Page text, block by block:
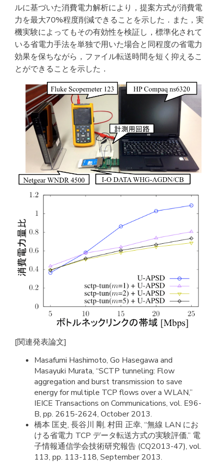
ルに基づいた消費電力解析により，提案方式が消費電
力を最大70%程度削減できることを示した．また，実
機実験によってもその有効性を検証し，標準化されて
いる省電力手法を単独で用いた場合と同程度の省電力
効果を保ちながら，ファイル転送時間を短く抑えるこ
とができることを示した．
[関連発表論文]
Masafumi Hashimoto, Go Hasegawa and
Masayuki Murata, “SCTP tunneling: Flow
aggregation and burst transmission to save
energy for multiple TCP flows over a WLAN,”
IEICE Transactions on Communications, vol. E96-
B, pp. 2615-2624, October 2013.
橋本 匡史, 長谷川 剛, 村田 正幸, “無線 LAN にお
ける省電力 TCP データ転送方式の実験評価,” 電
子情報通信学会技術研究報告 (CQ2013-47), vol.
113, pp. 113-118, September 2013.